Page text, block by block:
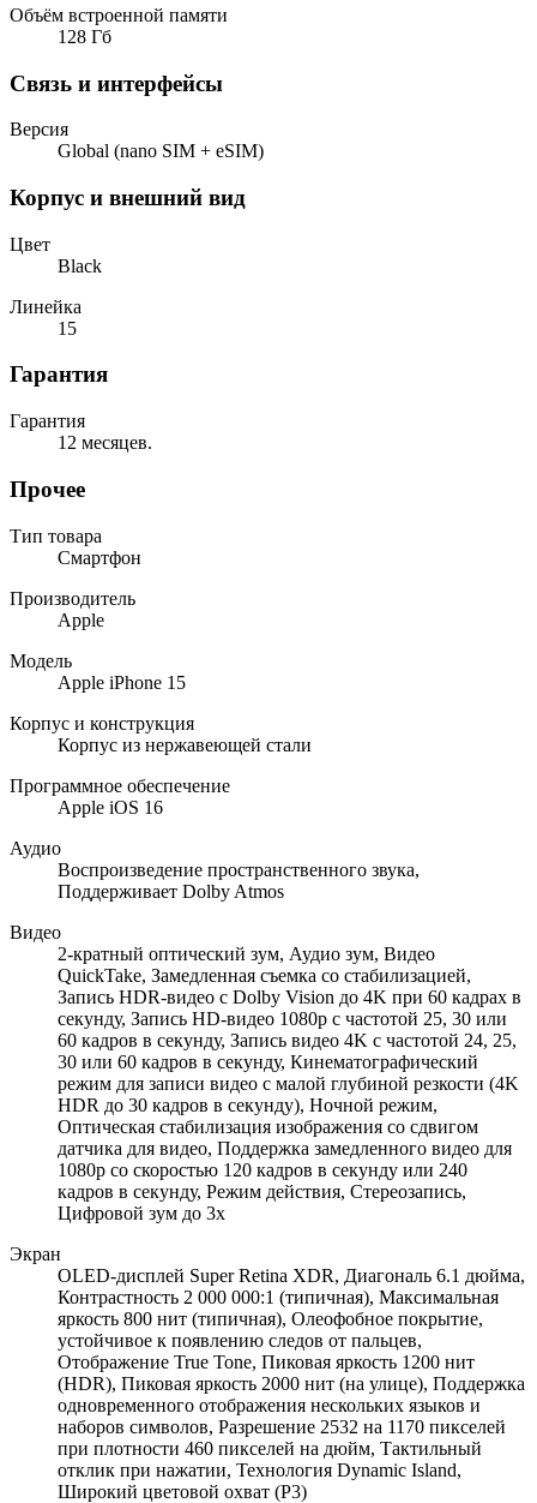
Объём встроенной памяти
128 Гб
Связь и интерфейсы
Версия
Global (nano SIM + eSIM)
Корпус и внешний вид
Цвет
Black
Линейка
15
Гарантия
Гарантия
12 месяцев.
Прочее
Тип товара
Смартфон
Производитель
Apple
Модель
Apple iPhone 15
Корпус и конструкция
Корпус из нержавеющей стали
Программное обеспечение
Apple iOS 16
Аудио
Воспроизведение пространственного звука,
Поддерживает Dolby Atmos
Видео
2-кратный оптический зум, Аудио зум, Видео
QuickTake, Замедленная съемка со стабилизацией,
Запись HDR-видео с Dolby Vision до 4K при 60 кадрах в
секунду, Запись HD-видео 1080p с частотой 25, 30 или
60 кадров в секунду, Запись видео 4K с частотой 24, 25,
30 или 60 кадров в секунду, Кинематографический
режим для записи видео с малой глубиной резкости (4K
HDR до 30 кадров в секунду), Ночной режим,
Оптическая стабилизация изображения со сдвигом
датчика для видео, Поддержка замедленного видео для
1080p со скоростью 120 кадров в секунду или 240
кадров в секунду, Режим действия, Стереозапись,
Цифровой зум до 3x
Экран
OLED-дисплей Super Retina XDR, Диагональ 6.1 дюйма,
Контрастность 2 000 000:1 (типичная), Максимальная
яркость 800 нит (типичная), Олеофобное покрытие,
устойчивое к появлению следов от пальцев,
Отображение True Tone, Пиковая яркость 1200 нит
(HDR), Пиковая яркость 2000 нит (на улице), Поддержка
одновременного отображения нескольких языков и
наборов символов, Разрешение 2532 на 1170 пикселей
при плотности 460 пикселей на дюйм, Тактильный
отклик при нажатии, Технология Dynamic Island,
Широкий цветовой охват (P3)